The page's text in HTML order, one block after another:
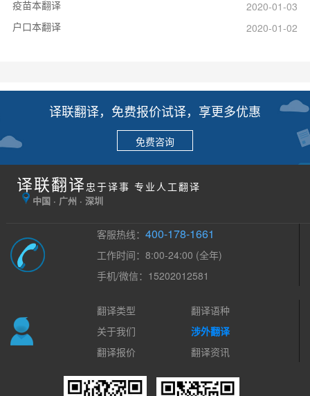
疫苗本翻译
2020-01-03
户口本翻译
2020-01-02
译联翻译，免费报价试译，享更多优惠
免费咨询
译联翻译 忠于译事 专业人工翻译
中国 · 广州 · 深圳
客服热线：400-178-1661
工作时间：8:00-24:00 (全年)
手机/微信：15202012581
翻译类型
翻译语种
关于我们
涉外翻译
翻译报价
翻译资讯